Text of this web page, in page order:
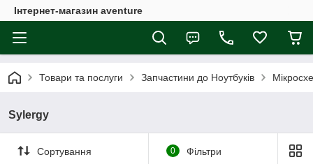
Інтернет-магазин aventure
Товари та послуги Запчастини до Ноутбуків
Sylergy
Сортування 0 Фільтри